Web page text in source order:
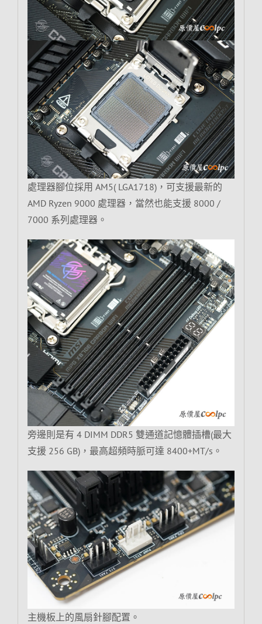
處理器腳位採用 AM5( LGA1718)，可支援最新的
AMD Ryzen 9000 處理器，當然也能支援 8000 /
7000 系列處理器。
旁邊則是有 4 DIMM DDR5 雙通道記憶體插槽(最大
支援 256 GB)，最高超頻時脈可達 8400+MT/s。
主機板上的風扇針腳配置。